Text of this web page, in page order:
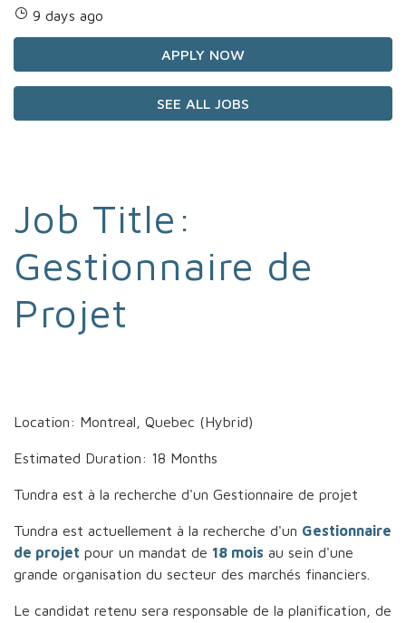
9 days ago
APPLY NOW
SEE ALL JOBS
Job Title:
Gestionnaire de
Projet
Location: Montreal, Quebec (Hybrid)
Estimated Duration: 18 Months
Tundra est à la recherche d'un Gestionnaire de projet
Tundra est actuellement à la recherche d'un Gestionnaire
de projet pour un mandat de 18 mois au sein d'une
grande organisation du secteur des marchés financiers.
Le candidat retenu sera responsable de la planification, de